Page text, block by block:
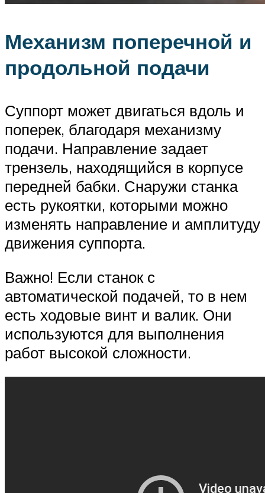
Механизм поперечной и
продольной подачи
Суппорт может двигаться вдоль и
поперек, благодаря механизму
подачи. Направление задает
трензель, находящийся в корпусе
передней бабки. Снаружи станка
есть рукоятки, которыми можно
изменять направление и амплитуду
движения суппорта.
Важно! Если станок с
автоматической подачей, то в нем
есть ходовые винт и валик. Они
используются для выполнения
работ высокой сложности.